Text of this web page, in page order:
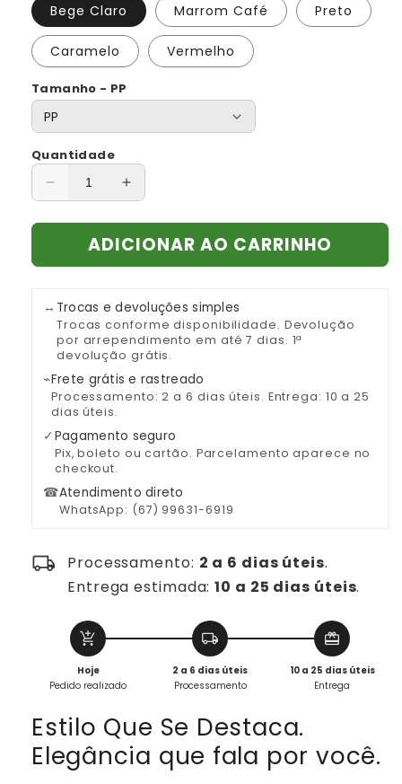
Bege Claro Marrom Café Preto
Caramelo Vermelho
Tamanho - PP
Quantidade
Diminuir
quantidade
Isabella
Jaqueta
Feminina
Aumentar
quantidade
de
Isabella
Jaqueta
Feminina
ADICIONAR AO CARRINHO
↔ Trocas e devoluções simples
Trocas conforme disponibilidade. Devolução
por arrependimento em até 7 dias. 1ª
devolução grátis.
⌁Frete grátis e rastreado
Processamento: 2 a 6 dias úteis. Entrega: 10 a 25
dias úteis.
✓ Pagamento seguro
Pix, boleto ou cartão. Parcelamento aparece no
checkout.
☎Atendimento direto
WhatsApp: (67) 99631-6919
local_shipping Processamento: 2 a 6 dias úteis.
Entrega estimada:10 a 25 dias úteis.
add_shopping_cart
Hoje
Pedido realizado
local_shipping
2 a 6 dias úteis
Processamento
redeem
10 a 25 dias úteis
Entrega
Estilo Que Se Destaca.
Elegância que fala por você.